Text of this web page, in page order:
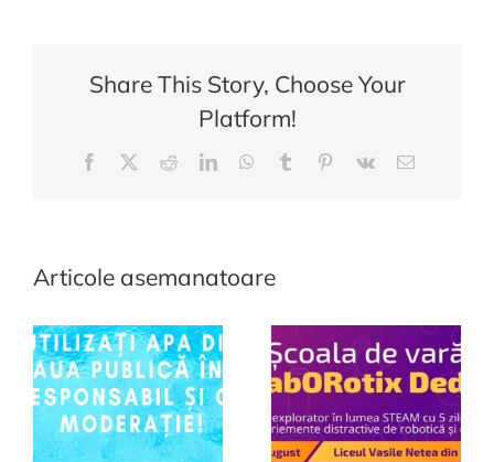
perioadele
Share This Story, Choose Your
Platform!
Facebook
TwitterRedditLinkedInWhatsApp
Tumblr Pinterest
Vk
E-
Articole asemanatoare